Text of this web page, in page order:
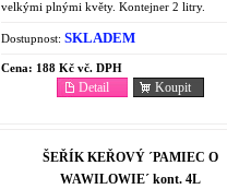
velkými plnými květy. Kontejner 2 litry.
Dostupnost: SKLADEM
Cena: 188 Kč vč. DPH
Koupit
Detail
ŠEŘÍK KEŘOVÝ ´PAMIEC O
WAWILOWIE´ kont. 4L